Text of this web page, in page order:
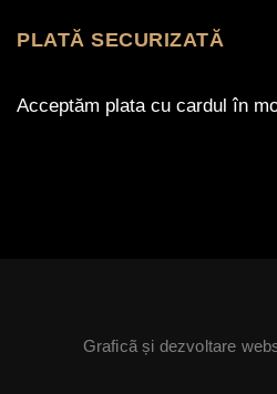
PLATĂ SECURIZATĂ
Acceptăm plata cu cardul în